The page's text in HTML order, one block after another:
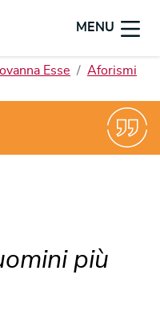
MENU
Esse
Aforismi
più